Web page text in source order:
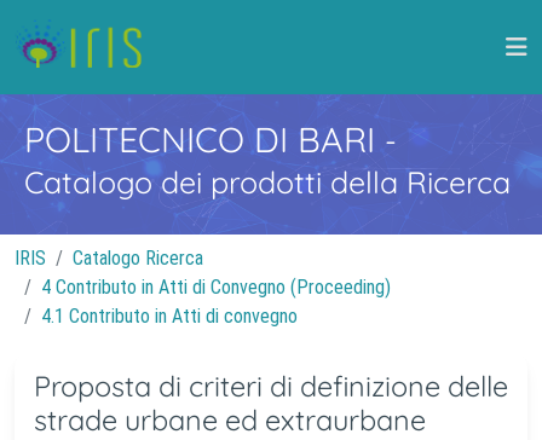
POLITECNICO DI BARI -
Catalogo dei prodotti della Ricerca
IRIS
Catalogo Ricerca
4 Contributo in Atti di Convegno (Proceeding)
4.1 Contributo in Atti di convegno
Proposta di criteri di definizione delle
strade urbane ed extraurbane